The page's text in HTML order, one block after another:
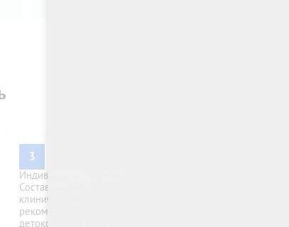
3
Индивидуальный план.
Составляется по
клиническим
рекомендациям:
детоксикация, терапия,